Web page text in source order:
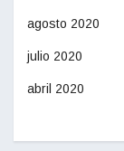
agosto 2020
julio 2020
abril 2020